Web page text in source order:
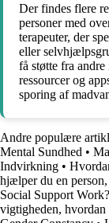
Der findes flere
personer med
terapeuter, der
eller
få støtte fra
ressourcer og
sporing af
Andre populære
Mental Sundhed •
Indvirkning •
hjælper du en
Social Support Work?
vigtigheden,